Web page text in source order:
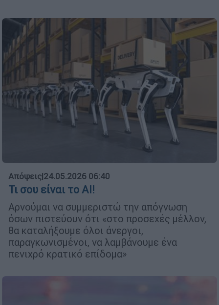
Απόψεις|24.05.2026 06:40
Τι σου είναι το AI!
Αρνούμαι να συμμεριστώ την απόγνωση
όσων πιστεύουν ότι «στο προσεχές μέλλον,
θα καταλήξουμε όλοι άνεργοι,
παραγκωνισμένοι, να λαμβάνουμε ένα
πενιχρό κρατικό επίδομα»